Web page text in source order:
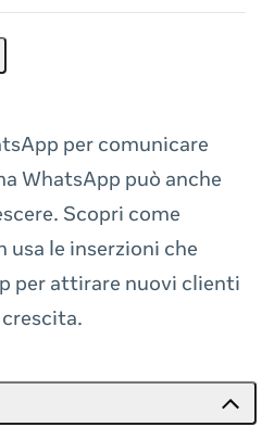
per comunicare
WhatsApp può anche
Scopri come
usa le inserzioni che
per attirare nuovi clienti
crescita.